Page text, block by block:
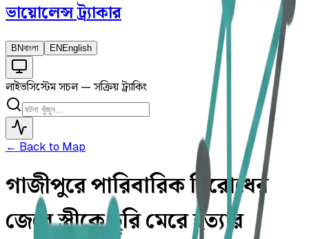
ভায়োলেন্সট্র্যাকার
BNবাংলা EN English
লাইভসিস্টেম সচল — সক্রিয় ট্র্যাকিং
← Back to Map
গাজীপুরে পারিবারিক বিরোধের
জেরে স্ত্রীকে ছুরি মেরে হত্যার